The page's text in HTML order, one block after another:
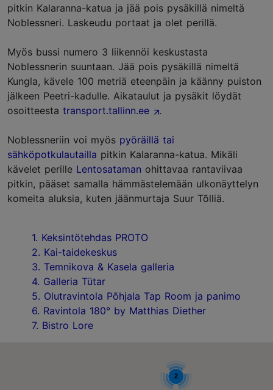
pitkin Kalaranna-katua ja jää pois pysäkillä nimeltä
Noblessneri. Laskeudu portaat ja olet perillä.
Myös bussi numero 3 liikennöi keskustasta
Noblessnerin suuntaan. Jää pois pysäkillä nimeltä
Kungla, kävele 100 metriä eteenpäin ja käänny puiston
jälkeen Peetri-kadulle. Aikataulut ja pysäkit löydät
osoitteesta transport.tallinn.ee .
Noblessneriin voi myös pyöräillä tai
sähköpotkulautailla pitkin Kalaranna-katua. Mikäli
kävelet perille Lentosataman ohittavaa rantaviivaa
pitkin, pääset samalla hämmästelemään ulkonäyttelyn
komeita aluksia, kuten jäänmurtaja Suur Tõlliä.
1. Keksintötehdas PROTO
2. Kai-taidekeskus
3. Temnikova & Kasela galleria
4. Galleria Tütar
5. Olutravintola Põhjala Tap Room ja panimo
6. Ravintola 180° by Matthias Diether
7. Bistro Lore
2